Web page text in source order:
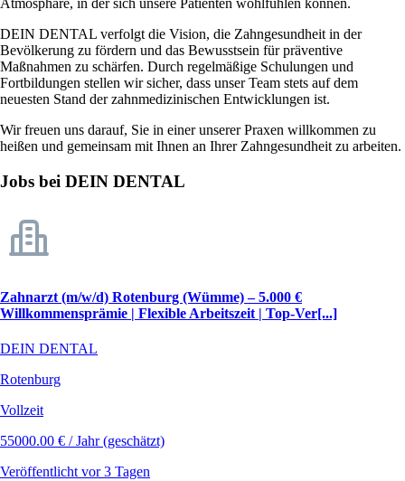
Atmosphäre, in der sich unsere Patienten wohlfühlen können.
DEIN DENTAL verfolgt die Vision, die Zahngesundheit in der
Bevölkerung zu fördern und das Bewusstsein für präventive
Maßnahmen zu schärfen. Durch regelmäßige Schulungen und
Fortbildungen stellen wir sicher, dass unser Team stets auf dem
neuesten Stand der zahnmedizinischen Entwicklungen ist.
Wir freuen uns darauf, Sie in einer unserer Praxen willkommen zu
heißen und gemeinsam mit Ihnen an Ihrer Zahngesundheit zu arbeiten.
Jobs bei DEIN DENTAL
Zahnarzt (m/w/d) Rotenburg (Wümme) – 5.000 €
Willkommensprämie | Flexible Arbeitszeit | Top-Ver[...]
DEIN DENTAL
Rotenburg
Vollzeit
55000.00 € / Jahr (geschätzt)
Veröffentlicht vor 3 Tagen